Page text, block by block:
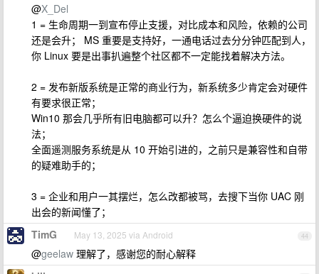
@X_Del
1 = 生命周期一到宣布停止支援，对比成本和风险，依赖的公司
还是会升； MS 重要是支持好，一通电话过去分分钟匹配到人，
你 Linux 要是出事扒遍整个社区都不一定能找着解决方法。
2 = 发布新版系统是正常的商业行为，新系统多少肯定会对硬件
有要求很正常；
Win10 那会几乎所有旧电脑都可以升？怎么个逼迫换硬件的说
法；
全面遥测服务系统是从 10 开始引进的，之前只是兼容性和自带
的疑难助手的；
3 = 企业和用户一其摆烂，怎么改都被骂，去搜下当你 UAC 刚
出会的新闻懂了；
44
TimG May 13, 2025 via Android
@geelaw 理解了，感谢您的耐心解释